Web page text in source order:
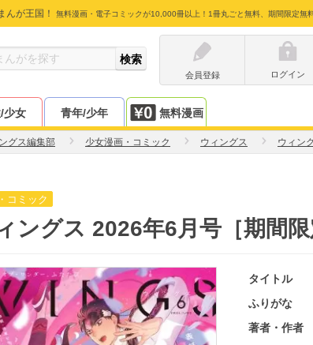
んが王国！ 無料漫画・電子コミックが10,000冊以上！1冊丸ごと無料、期間限定無
会員登録
ログイン
少女 青年/少年 無料漫画
グス編集部 少女漫画・コミック ウィングス ウィン
コミック
ングス 2026年6月号［期間限
タイトル
ふりがな
著者・作者